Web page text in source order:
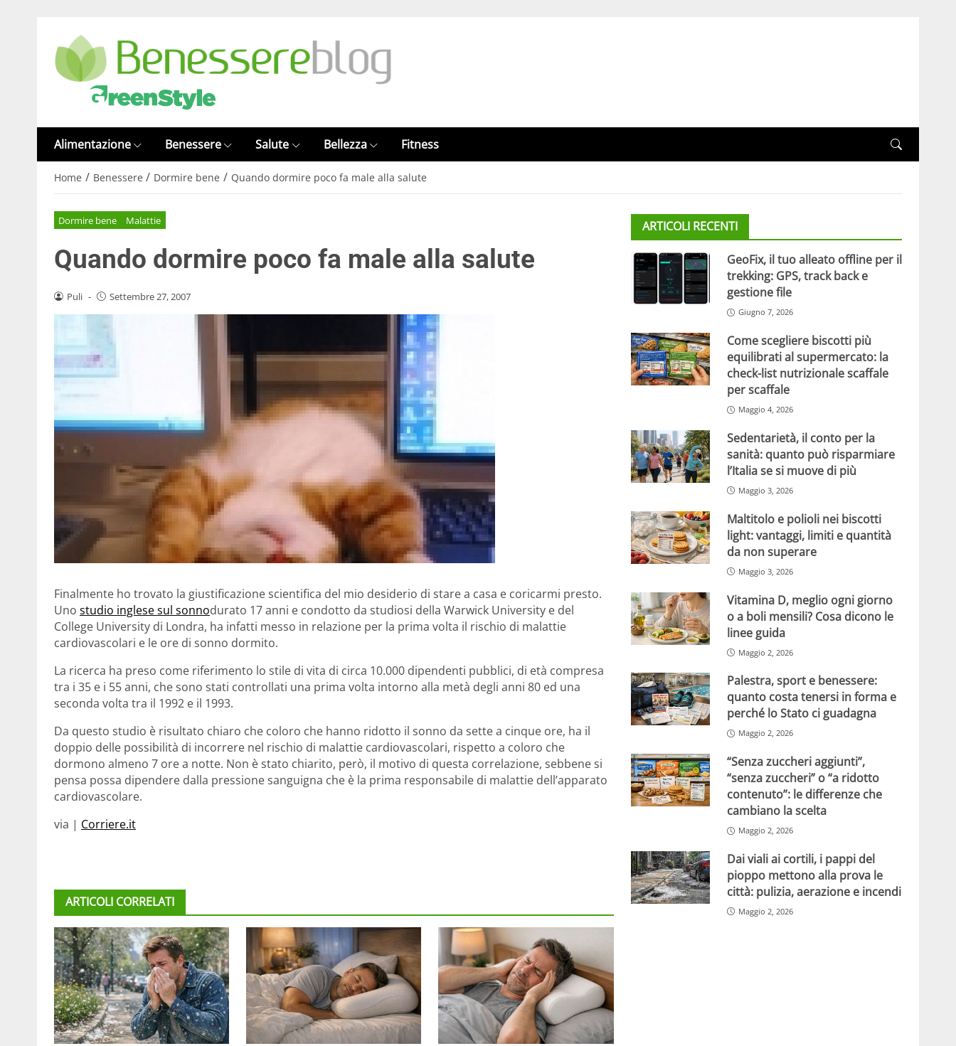
Alimentazione Benessere Salute Bellezza Fitness
Home / Benessere / Dormire bene / Quando dormire poco fa male alla salute
Dormire bene Malattie
Quando dormire poco fa male alla salute
Puli - Settembre 27, 2007
Finalmente ho trovato la giustificazione scientifica del mio desiderio di stare a casa e coricarmi presto.
Uno studio inglese sul sonnodurato 17 anni e condotto da studiosi della Warwick University e del
College University di Londra, ha infatti messo in relazione per la prima volta il rischio di malattie
cardiovascolari e le ore di sonno dormito.
La ricerca ha preso come riferimento lo stile di vita di circa 10.000 dipendenti pubblici, di età compresa
tra i 35 e i 55 anni, che sono stati controllati una prima volta intorno alla metà degli anni 80 ed una
seconda volta tra il 1992 e il 1993.
Da questo studio è risultato chiaro che coloro che hanno ridotto il sonno da sette a cinque ore, ha il
doppio delle possibilità di incorrere nel rischio di malattie cardiovascolari, rispetto a coloro che
dormono almeno 7 ore a notte. Non è stato chiarito, però, il motivo di questa correlazione, sebbene si
pensa possa dipendere dalla pressione sanguigna che è la prima responsabile di malattie dell’apparato
cardiovascolare.
via | Corriere.it
ARTICOLI CORRELATI
ARTICOLI RECENTI
GeoFix, il tuo alleato offline per il
trekking: GPS, track back e
gestione file
Giugno 7, 2026
Come scegliere biscotti più
equilibrati al supermercato: la
check-list nutrizionale scaffale
per scaffale
Maggio 4, 2026
Sedentarietà, il conto per la
sanità: quanto può risparmiare
l’Italia se si muove di più
Maggio 3, 2026
Maltitolo e polioli nei biscotti
light: vantaggi, limiti e quantità
da non superare
Maggio 3, 2026
Vitamina D, meglio ogni giorno
o a boli mensili? Cosa dicono le
linee guida
Maggio 2, 2026
Palestra, sport e benessere:
quanto costa tenersi in forma e
perché lo Stato ci guadagna
Maggio 2, 2026
“Senza zuccheri aggiunti”,
“senza zuccheri” o “a ridotto
contenuto”: le differenze che
cambiano la scelta
Maggio 2, 2026
Dai viali ai cortili, i pappi del
pioppo mettono alla prova le
città: pulizia, aerazione e incendi
Maggio 2, 2026